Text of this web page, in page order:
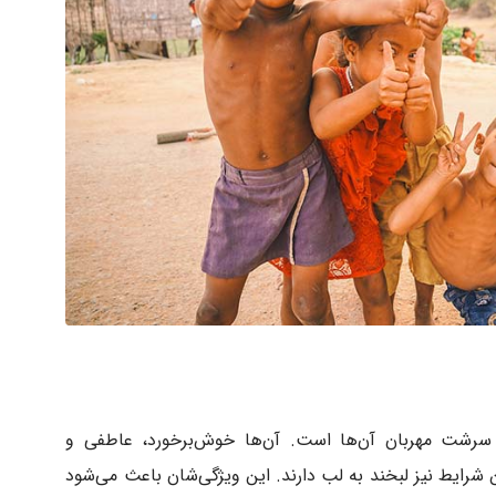
سرشت مهربان آن‌ها است. آن‌ها خوش‌برخورد، عاطفی و
نیز لبخند به لب دارند. این ویژگی‌شان باعث می‌شود